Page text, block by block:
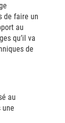
de faire un
au
qu’il va
de
au
une